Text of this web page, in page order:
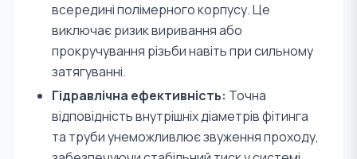
всередині полімерного корпусу. Це
виключає ризик виривання або
прокручування різьби навіть при сильному
затягуванні.
Гідравлічна ефективність: Точна
відповідність внутрішніх діаметрів фітинга
та труби унеможливлює звуження проходу,